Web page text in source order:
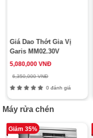
Giá Dao Thớt Gia Vị
Garis MM02.30V
5,080,000 VNĐ
6,350,000 VNĐ
0 đánh giá
Máy rửa chén
Giảm 35%